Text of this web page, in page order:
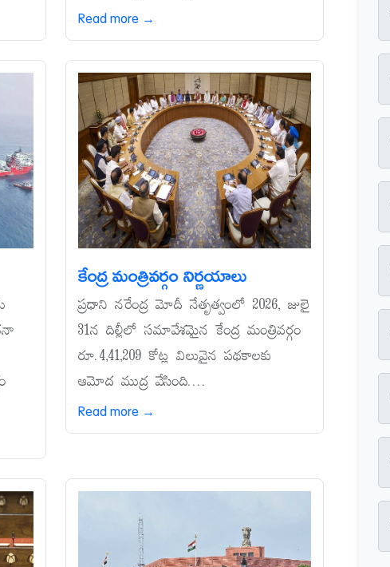
Read more →
కేంద్ర మంత్రివర్గం నిర్ణయాలు
ప్రధాని నరేంద్ర మోదీ నేతృత్వంలో 2026, జులై
31న దిల్లీలో సమావేశమైన కేంద్ర మంత్రివర్గం
రూ.4,41,209 కోట్ల విలువైన పథకాలకు
ఆమోద ముద్ర వేసింది....
Read more →